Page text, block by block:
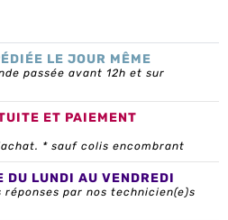
LE JOUR MÊME
passée avant 12h et sur
ET PAIEMENT
* sauf colis encombrant
DU LUNDI AU VENDREDI
réponses par nos technicien(e)s